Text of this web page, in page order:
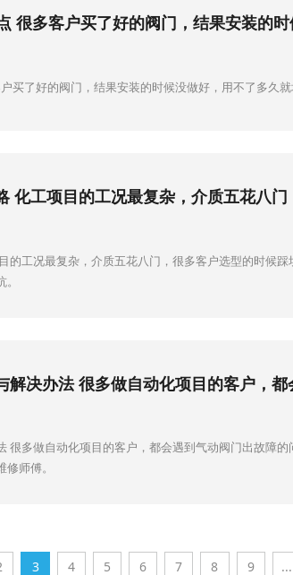
很多客户买了好的阀门，结果安装的
买了好的阀门，结果安装的时候没做好，用不了多久就
的工况最复杂，介质五花八门，很多客户选型的时候
很多做自动化项目的客户，都会遇到气动阀门出故障
师傅。
3 4 5 6 7 8 9 ...